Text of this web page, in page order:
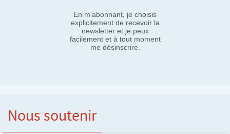
En m’abonnant, je choisis
explicitement de recevoir la
newsletter et je peux
facilement et à tout moment
me désinscrire.
Nous soutenir